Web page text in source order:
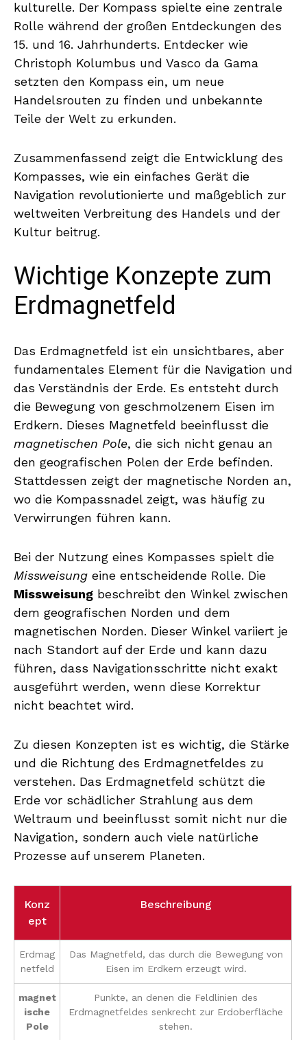
kulturelle. Der Kompass spielte eine zentrale
Rolle während der großen Entdeckungen des
15. und 16. Jahrhunderts. Entdecker wie
Christoph Kolumbus und Vasco da Gama
setzten den Kompass ein, um neue
Handelsrouten zu finden und unbekannte
Teile der Welt zu erkunden.
Zusammenfassend zeigt die Entwicklung des
Kompasses, wie ein einfaches Gerät die
Navigation revolutionierte und maßgeblich zur
weltweiten Verbreitung des Handels und der
Kultur beitrug.
Wichtige Konzepte zum
Erdmagnetfeld
Das Erdmagnetfeld ist ein unsichtbares, aber
fundamentales Element für die Navigation und
das Verständnis der Erde. Es entsteht durch
die Bewegung von geschmolzenem Eisen im
Erdkern. Dieses Magnetfeld beeinflusst die
magnetischen Pole, die sich nicht genau an
den geografischen Polen der Erde befinden.
Stattdessen zeigt der magnetische Norden an,
wo die Kompassnadel zeigt, was häufig zu
Verwirrungen führen kann.
Bei der Nutzung eines Kompasses spielt die
Missweisung eine entscheidende Rolle. Die
Missweisung beschreibt den Winkel zwischen
dem geografischen Norden und dem
magnetischen Norden. Dieser Winkel variiert je
nach Standort auf der Erde und kann dazu
führen, dass Navigationsschritte nicht exakt
ausgeführt werden, wenn diese Korrektur
nicht beachtet wird.
Zu diesen Konzepten ist es wichtig, die Stärke
und die Richtung des Erdmagnetfeldes zu
verstehen. Das Erdmagnetfeld schützt die
Erde vor schädlicher Strahlung aus dem
Weltraum und beeinflusst somit nicht nur die
Navigation, sondern auch viele natürliche
Prozesse auf unserem Planeten.
Konz
ept
Beschreibung
Erdmag
netfeld
Das Magnetfeld, das durch die Bewegung von
Eisen im Erdkern erzeugt wird.
magnet
ische
Pole
Punkte, an denen die Feldlinien des
Erdmagnetfeldes senkrecht zur Erdoberfläche
stehen.